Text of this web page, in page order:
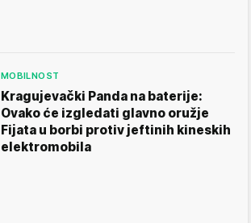
MOBILNOST
Kragujevački Panda na baterije:
Ovako će izgledati glavno oružje
Fijata u borbi protiv jeftinih kineskih
elektromobila